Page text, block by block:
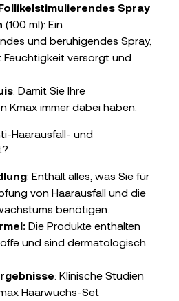
Spray
(100 ml): Ein
und beruhigendes Spray,
versorgt und
: Damit Sie Ihre
Kmax immer dabei haben.
Haarausfall- und
: Enthält alles, was Sie für
von Haarausfall und die
benötigen.
Die Produkte enthalten
und sind dermatologisch
: Klinische Studien
Haarwuchs-Set